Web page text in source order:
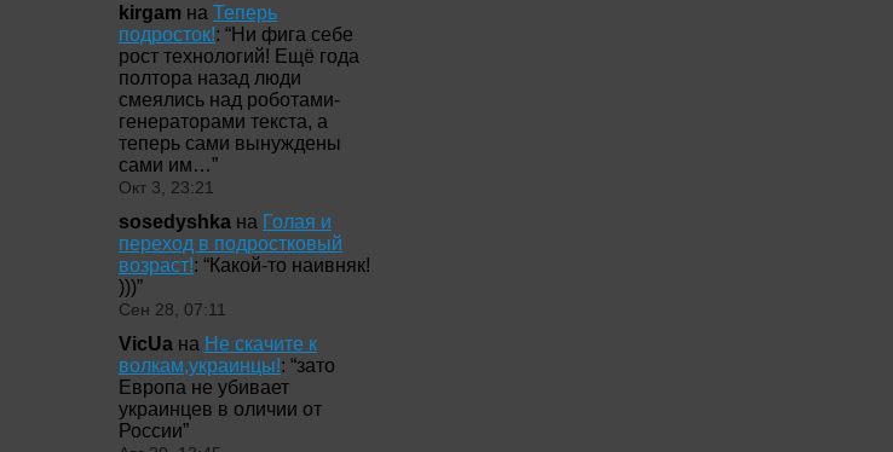
kirgam на Теперь
подросток!: “Ни фига себе
рост технологий! Ещё года
полтора назад люди
смеялись над роботами-
генераторами текста, а
теперь сами вынуждены
сами им…”
Окт 3, 23:21
sosedyshka на Голая и
переход в подростковый
возраст!: “Какой-то наивняк!
)))”
Сен 28, 07:11
VicUa на Не скачите к
волкам,украинцы!: “зато
Европа не убивает
украинцев в оличии от
России”